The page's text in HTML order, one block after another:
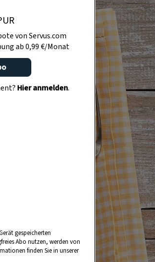
von Servus.com
ab 0,99 €/Monat
Hier anmelden.
gespeicherten
Abo nutzen, werden von
finden Sie in unserer